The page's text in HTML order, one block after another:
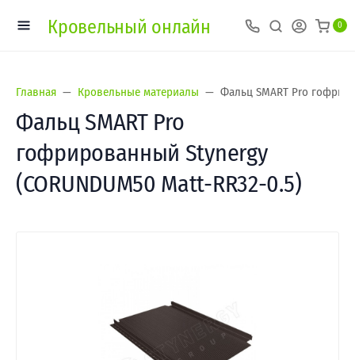
Кровельный онлайн 0
Главная Кровельные материалы Фальц SMART Pro
Фальц SMART Pro
гофрированный Stynergy
(CORUNDUM50 Matt-RR32-0.5)